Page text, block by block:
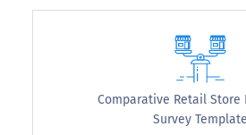
Comparative Retail Store
Survey Template